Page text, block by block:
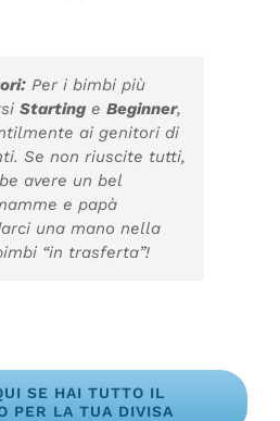
Per i bimbi più
Starting e Beginner,
ai genitori di
Se non riuscite tutti,
avere un bel
e papà
una mano nella
“in trasferta”!
SE HAI TUTTO IL
PER LA TUA DIVISA